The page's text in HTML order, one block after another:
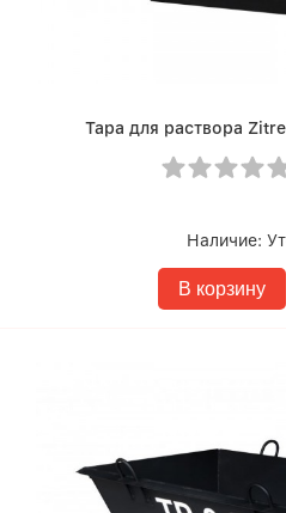
Тара для раствора
Наличие:
В корзину